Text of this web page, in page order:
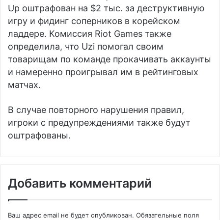
Up оштрафован на $2 тыс. за деструктивную
игру и фидинг соперников в корейском
ладдере. Комиссия Riot Games также
определила, что Uzi помогал своим
товарищам по команде прокачивать аккаунты
и намеренно проигрывал им в рейтинговых
матчах.
В случае повторного нарушения правил,
игроки с предупреждениями также будут
оштрафованы.
Добавить комментарий
Ваш адрес email не будет опубликован. Обязательные поля